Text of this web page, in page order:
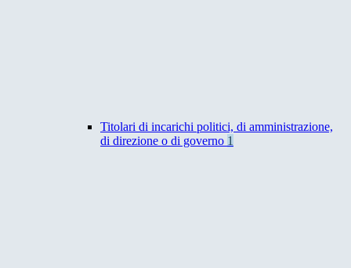
Titolari di incarichi politici, di amministrazione,
di direzione o di governo 1